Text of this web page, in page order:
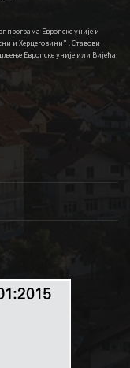
програма Европске уније и
и Херцеговини” . Ставови
Европске уније или Вијећа